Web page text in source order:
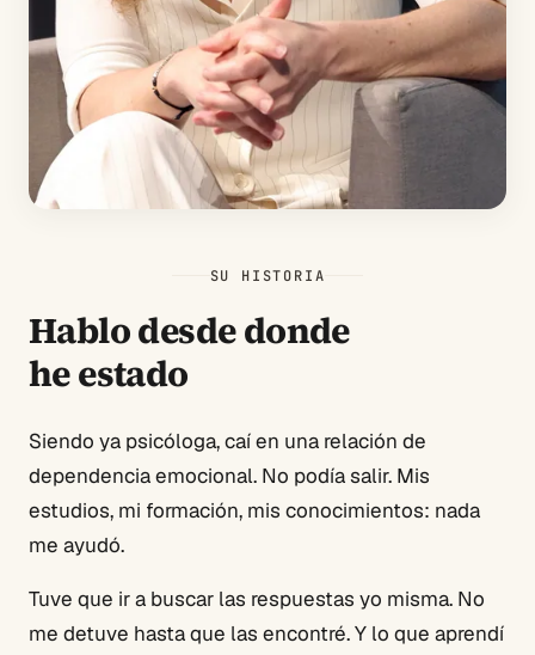
SU HISTORIA
Hablo desde donde
he estado
Siendo ya psicóloga, caí en una relación de
dependencia emocional. No podía salir. Mis
estudios, mi formación, mis conocimientos: nada
me ayudó.
Tuve que ir a buscar las respuestas yo misma. No
me detuve hasta que las encontré. Y lo que aprendí